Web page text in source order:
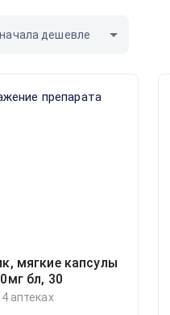
дешевле
мягкие капсулы
бл, 30
аптеках